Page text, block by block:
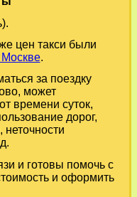
цен такси были
.
за поездку
, может
времени суток,
дорог,
и готовы помочь с
и оформить